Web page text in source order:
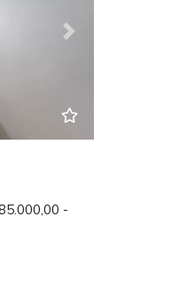
Next
-